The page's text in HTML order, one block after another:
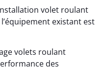
volet roulant
existant est
volets roulant
des